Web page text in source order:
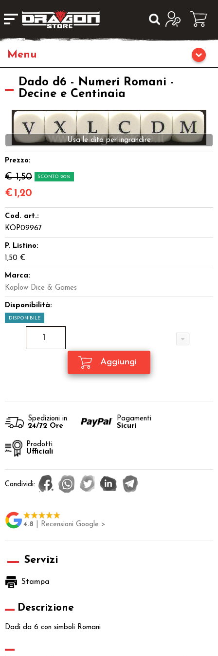
Home
Giochi di Ruolo
Librigame
Editoria
Miniature
Accessori
Giocattoli e Gadget
Offerte del Dragone
Dado d6 - Numeri Romani -
Decine e Centinaia
Usa le dita per ingrandire
Prezzo:
€ 1,50 SCONTO 20%
€ 1,20
Cod. art.:
KOP09967
P. Listino:
1,50 €
Marca:
Koplow Dice & Games
Disponibilità:
DISPONIBILE
Spedizioni in
24/72 Ore
Pagamenti
Sicuri
Prodotti
Ufficiali
Condividi:
4.8 | Recensioni Google >
Servizi
Stampa
Descrizione
Dadi da 6 con simboli Romani